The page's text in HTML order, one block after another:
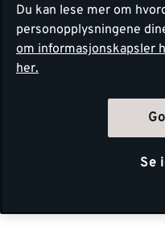
Du kan lese mer om
personopplysningene
om informasjonskapsler
her.
Se